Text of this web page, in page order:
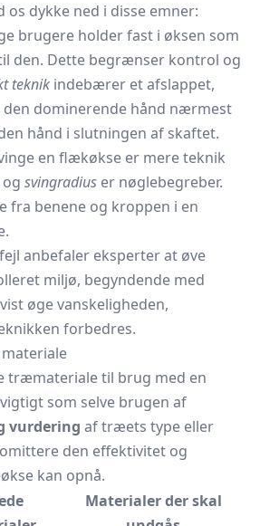
os dykke ned i disse emner:
brugere holder fast i øksen som
den. Dette begrænser kontrol og
teknik indebærer et afslappet,
den dominerende hånd nærmest
hånd i slutningen af skaftet.
en flækøkse er mere teknik
og svingradius er nøglebegreber.
fra benene og kroppen i en
anbefaler eksperter at øve
miljø, begyndende med
øge vanskeligheden,
forbedres.
træmateriale til brug med en
som selve brugen af
vurdering af træets type eller
den effektivitet og
kan opnå.
Materialer der skal